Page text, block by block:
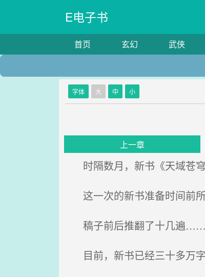
E电子书
首页 玄幻 武侠
字体 大 中 小
上一章
时隔数月，新书《天域苍穹
这一次的新书准备时间前
稿子前后推翻了十几遍……
目前，新书已经三十多万字